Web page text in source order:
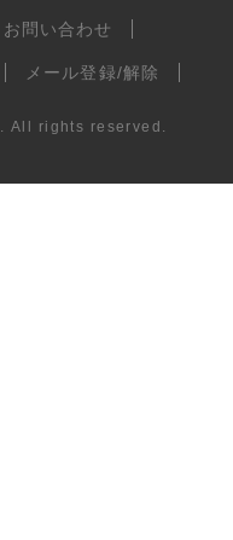
お問い合わせ
メール登録/解除
All rights reserved.